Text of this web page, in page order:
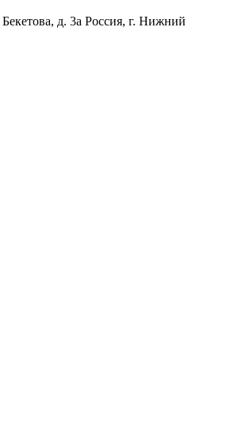
Бекетова, д. 3а Россия, г. Нижний